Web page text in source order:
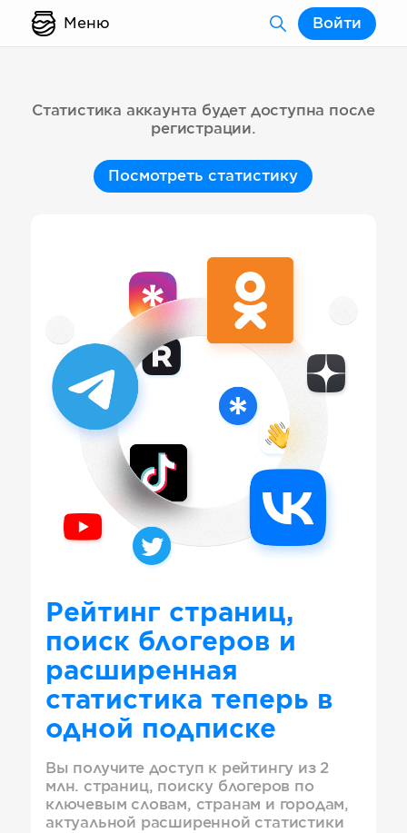
Меню Войти
Статистика аккаунта будет доступна после
регистрации.
Посмотреть статистику
Рейтинг страниц,
поиск блогеров и
расширенная
статистика теперь в
одной подписке
Вы получите доступ к рейтингу из 2
млн. страниц, поиску блогеров по
ключевым словам, странам и городам,
актуальной расширенной статистики